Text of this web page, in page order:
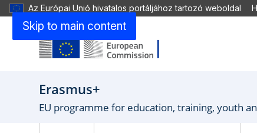
Skip to main content
Az Európai Unió hivatalos portáljához tartozó weboldal
Erasmus+
EU programme for education, training, youth